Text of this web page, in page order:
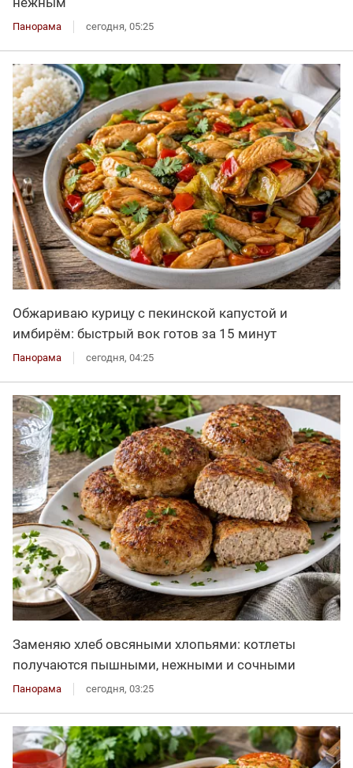
Панорама сегодня, 05:25
Обжариваю курицу с пекинской капустой и
имбирём: быстрый вок готов за 15 минут
Панорама сегодня, 04:25
Заменяю хлеб овсяными хлопьями: котлеты
получаются пышными, нежными и сочными
Панорама сегодня, 03:25